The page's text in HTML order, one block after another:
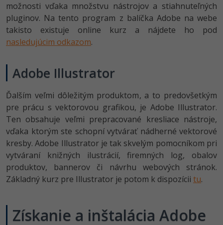
možnosti vďaka množstvu nástrojov a stiahnuteľných
pluginov. Na tento program z balíčka Adobe na webe
takisto existuje online kurz a nájdete ho pod
nasledujúcim odkazom.
Adobe Illustrator
Ďalším veľmi dôležitým produktom, a to predovšetkým
pre prácu s vektorovou grafikou, je Adobe Illustrator.
Ten obsahuje veľmi prepracované kresliace nástroje,
vďaka ktorým ste schopní vytvárať nádherné vektorové
kresby. Adobe Illustrator je tak skvelým pomocníkom pri
vytváraní knižných ilustrácií, firemných log, obalov
produktov, bannerov či návrhu webových stránok.
Základný kurz pre Illustrator je potom k dispozícii tu.
Získanie a inštalácia Adobe